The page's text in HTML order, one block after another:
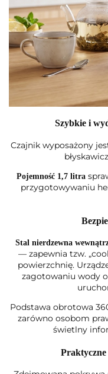
Szybkie i
Czajnik wyposażony
Pojemność 1,7 litra
przygotowywaniu
Stal nierdzewna
— zapewnia tzw.
powierzchnię.
zagotowaniu wody
Podstawa obrotowa
zarówno osobom
świetlny
Praktyczne